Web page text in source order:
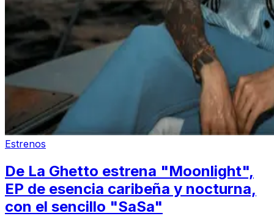
Estrenos
De La Ghetto estrena "Moonlight",
EP de esencia caribeña y nocturna,
con el sencillo "SaSa"